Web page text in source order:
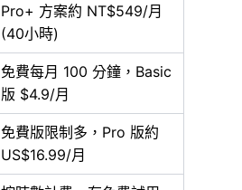
Pro+ 方案約 NT$549/月
(40小時)
免費每月 100 分鐘，Basic
版 $4.9/月
免費版限制多，Pro 版約
US$16.99/月